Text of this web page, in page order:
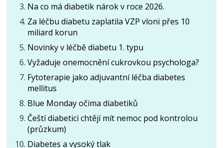
Na co má diabetik nárok v roce 2026.
Za léčbu diabetu zaplatila VZP vloni přes 10
miliard korun
Novinky v léčbě diabetu 1. typu
Vyžaduje onemocnění cukrovkou psychologa?
Fytoterapie jako adjuvantní léčba diabetes
mellitus
Blue Monday očima diabetiků
Čeští diabetici chtějí mít nemoc pod kontrolou
(průzkum)
Diabetes a vysoký tlak